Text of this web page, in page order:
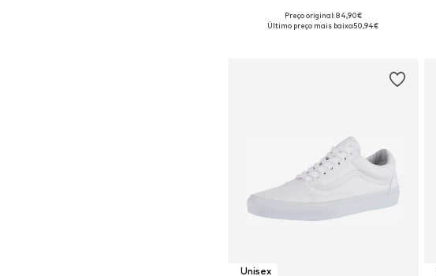
Disponível em vários tamanhos
Preço original: 84,90€
Último preço mais baixo:50,94€
Unisex